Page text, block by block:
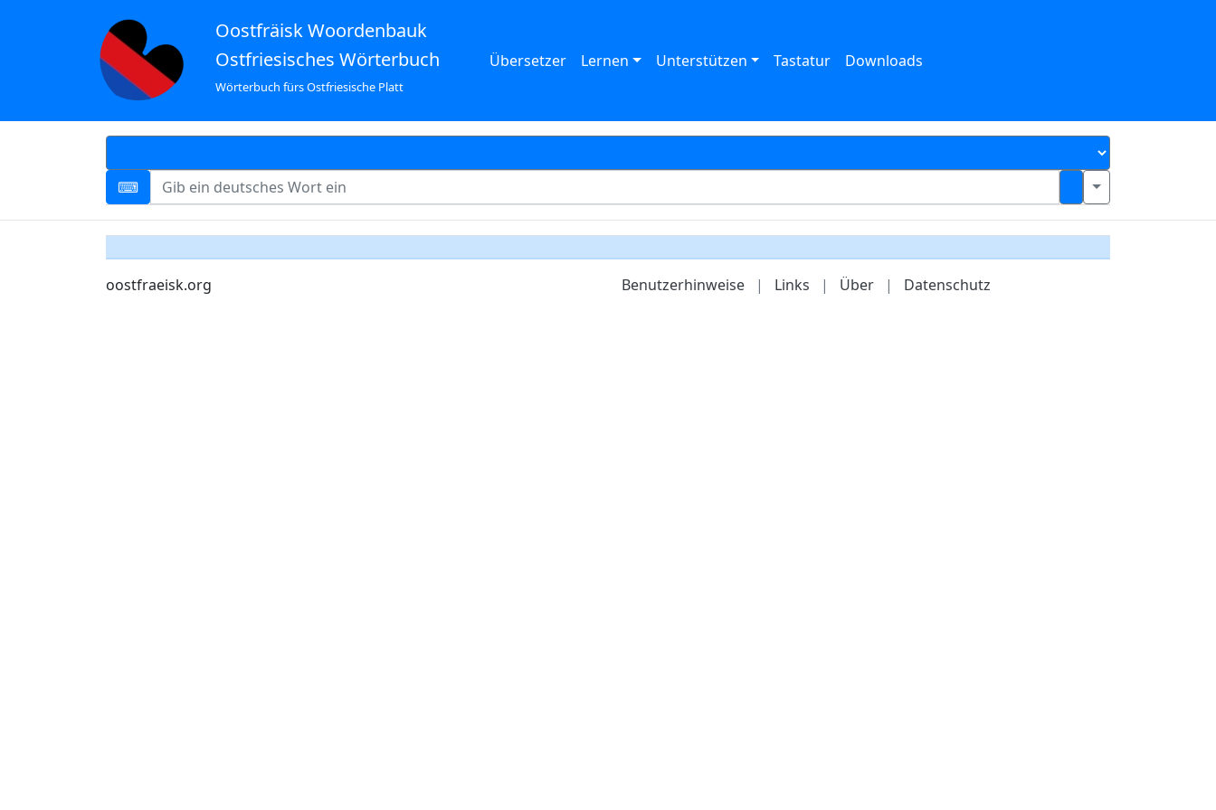
Oostfräisk Woordenbauk
Ostfriesisches Wörterbuch
Wörterbuch fürs Ostfriesische Platt
Übersetzer Lernen Unterstützen Tastatur Downloads
oostfraeisk.org Benutzerhinweise | Links | Über | Datenschutz